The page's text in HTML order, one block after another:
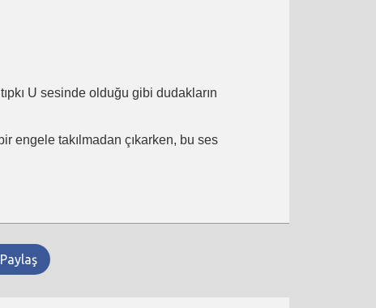
U sesinde olduğu gibi dudakların
engele takılmadan çıkarken, bu ses